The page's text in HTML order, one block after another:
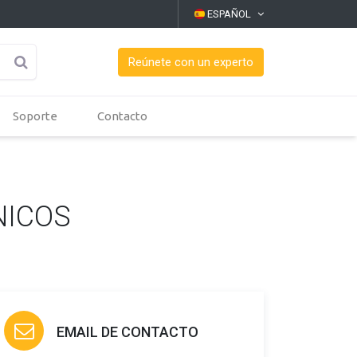
ESPAÑOL
Reúnete con un experto
Soporte Contacto
EMAIL DE CONTACTO